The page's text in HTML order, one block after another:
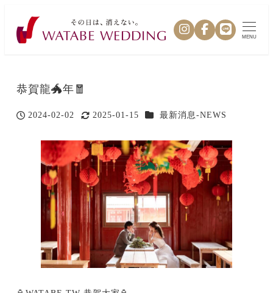
MENU
恭賀龍🐲年🧧
投稿日
2024-02-02
更新日
2025-01-15 カテゴリー
最新消息-NEWS